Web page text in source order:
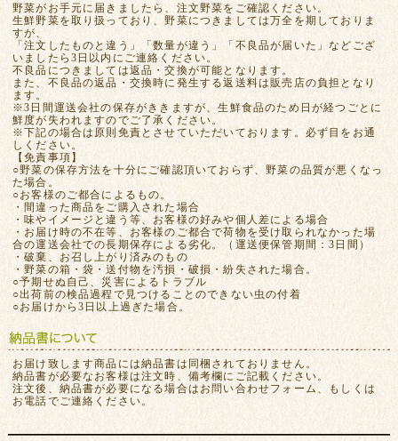
野菜がお手元に届きましたら、注文野菜をご確認ください。
生鮮野菜を取り扱っており、野菜につきましては万全を期しておりま
すが、
「注文したものと違う」「数量が違う」「不良品が届いた」などござ
いましたら3日以内にご連絡ください。
不良品につきましては返品・交換が可能となります。
また、不良品の返品・交換時に発生する返送料は販売店の負担となり
ます。
※3日間運送会社の保存がききますが、生鮮食品のため日が経つごとに
鮮度が失われますのでご了承ください。
※下記の場合は原則免責とさせていただいております。必ず目をお通
しください。
【免責事項】
○野菜の保存方法を十分にご確認頂いておらず、野菜の品質が悪くなっ
た場合。
○お客様のご都合によるもの。
・間違った商品をご購入された場合
・味やイメージと違う等、お客様の好みや個人差による場合
・お届け時の不在等、お客様のご都合で荷物を受け取られなかった場
合の運送会社での長期保存による劣化。（運送便保管期間：3日間）
・破棄、お召し上がり済みのもの
・野菜の箱・袋・送付物を汚損・破損・紛失された場合。
○予期せぬ自己、災害によるトラブル
○出荷前の検品過程で見つけることのできない虫の付着
○お届けから3日以上過ぎた場合。
お届け致します商品には納品書は同梱されておりません。
納品書が必要なお客様は注文時、備考欄にご記載ください。
注文後、納品書が必要になる場合はお問い合わせフォーム、もしくは
お電話でご連絡ください。